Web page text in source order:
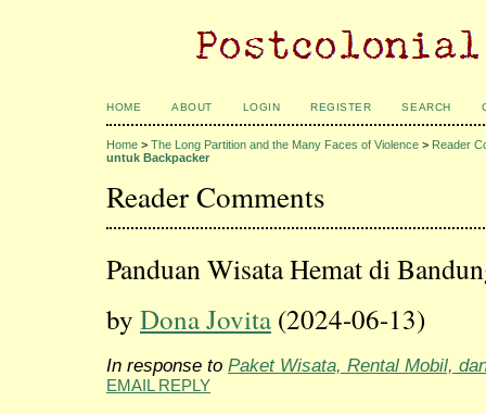
HOME ABOUT LOGIN REGISTER SEARCH
Home > The Long Partition and the Many Faces of Violence > Reader
untuk Backpacker
Reader Comments
Panduan Wisata Hemat di
by Dona Jovita (2024-06-13)
In response to Paket Wisata, Rental Mobil,
EMAIL REPLY